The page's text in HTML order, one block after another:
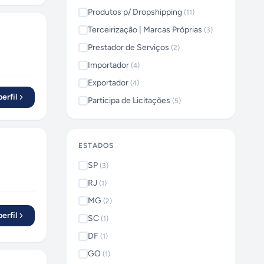
se
Produtos p/ Dropshipping (11)
Terceirização | Marcas Próprias (3)
Prestador de Serviços (2)
Importador (4)
Exportador (4)
Participa de Licitações (5)
ESTADOS
SP (3)
RJ (1)
MG (2)
SC (1)
DF (1)
GO (1)